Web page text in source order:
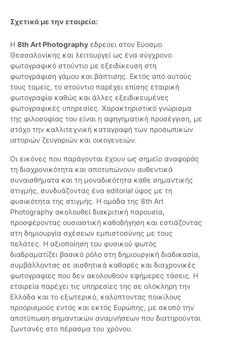
Σχετικά με την εταιρεία:
Η 8th Art Photography εδρεύει στον Εύοσμο
Θεσσαλονίκης και λειτουργεί ως ένα σύγχρονο
φωτογραφικό στούντιο με εξειδίκευση στη
φωτογράφιση γάμου και βάπτισης. Εκτός από αυτούς
τους τομείς, το στούντιο παρέχει επίσης εταιρική
φωτογραφία καθώς και άλλες εξειδικευμένες
φωτογραφικές υπηρεσίες. Χαρακτηριστικό γνώρισμα
της φιλοσοφίας του είναι η αφηγηματική προσέγγιση, με
στόχο την καλλιτεχνική καταγραφή των προσωπικών
ιστοριών ζευγαριών και οικογενειών.
Οι εικόνες που παράγονται έχουν ως σημείο αναφοράς
τη διαχρονικότητα και αποτυπώνουν αυθεντικά
συναισθήματα και τη μοναδικότητα κάθε σημαντικής
στιγμής, συνδυάζοντας ένα editorial ύφος με τη
φυσικότητα της στιγμής. Η ομάδα της 8th Art
Photography ακολουθεί διακριτική παρουσία,
προσφέροντας ουσιαστική καθοδήγηση και εστιάζοντας
στη δημιουργία σχέσεων εμπιστοσύνης με τους
πελάτες. Η αξιοποίηση του φυσικού φωτός
διαδραματίζει βασικό ρόλο στη δημιουργική διαδικασία,
συμβάλλοντας σε αισθητικά καθαρές και διαχρονικές
φωτογραφίες που δεν ακολουθούν εφήμερες τάσεις. Η
εταιρεία παρέχει τις υπηρεσίες της σε ολόκληρη την
Ελλάδα και το εξωτερικό, καλύπτοντας ποικίλους
προορισμούς εντός και εκτός Ευρώπης, με σκοπό την
αποτύπωση σημαντικών αναμνήσεων που διατηρούνται
ζωντανές στο πέρασμα του χρόνου.